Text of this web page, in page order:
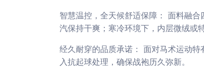
智慧温控，全天候舒适保障： 面料融
汽保持干爽；寒冷环境下，内层微绒或
经久耐穿的品质承诺： 面对马术运动
入抗起球处理，确保战袍历久弥新。